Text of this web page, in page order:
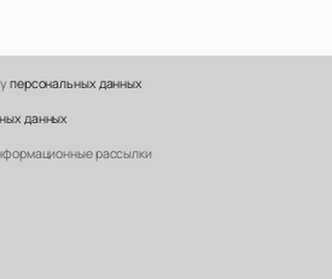
персональных данных
данных
рассылки